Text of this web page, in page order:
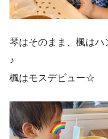
琴はそのまま、楓はハ
♪
楓はモスデビュー☆